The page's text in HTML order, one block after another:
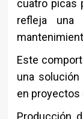
cuatro picas
refleja una
Este
una
en